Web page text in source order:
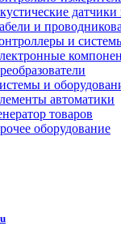
и
и
и
автоматики
товаров
оборудование